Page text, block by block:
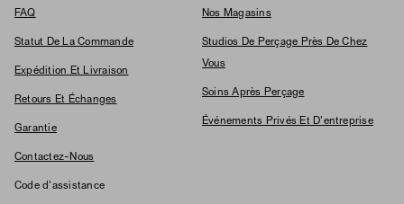
FAQ
Statut De La Commande
Expédition Et Livraison
Retours Et Échanges
Garantie
Contactez-Nous
Code d'assistance
Nos Magasins
Studios De Perçage Près De Chez
Vous
Soins Après Perçage
Événements Privés Et D'entreprise